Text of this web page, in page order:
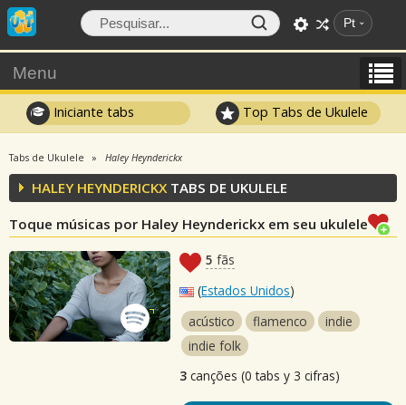
Pt
Menu
Iniciante tabs Top Tabs de Ukulele
Tabs de Ukulele Haley Heynderickx
HALEY HEYNDERICKX TABS DE UKULELE
Toque músicas por Haley Heynderickx em seu ukulele
5 fãs
(Estados Unidos)
acústico
flamenco
indie
indie folk
3 canções (0 tabs y 3 cifras)